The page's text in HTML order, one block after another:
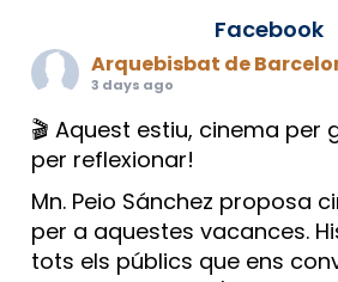
Facebook
Arquebisbat de
3 days ago
🎬 Aquest estiu, cinema per
per reflexionar!
Mn. Peio Sánchez proposa
per a aquestes vacances.
tots els públics que ens